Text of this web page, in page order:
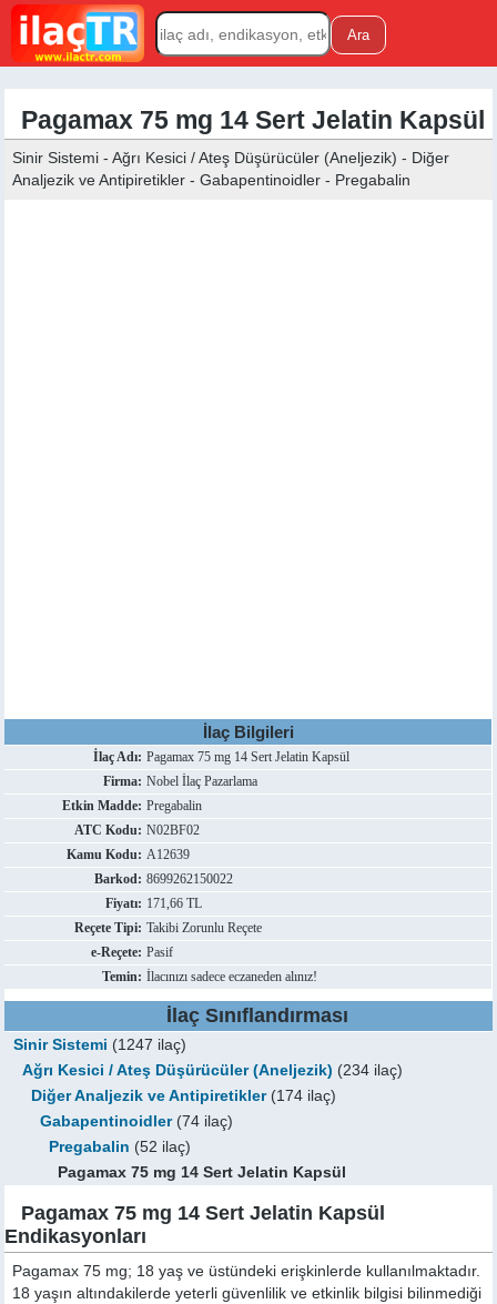
Pagamax 75 mg 14 Sert Jelatin Kapsül
Sinir Sistemi - Ağrı Kesici / Ateş Düşürücüler (Aneljezik) - Diğer
Analjezik ve Antipiretikler - Gabapentinoidler - Pregabalin
İlaç Bilgileri
İlaç Adı: Pagamax 75 mg 14 Sert Jelatin Kapsül
Firma: Nobel İlaç Pazarlama
Etkin Madde: Pregabalin
ATC Kodu: N02BF02
Kamu Kodu: A12639
Barkod: 8699262150022
Fiyatı: 171,66 TL
Reçete Tipi: Takibi Zorunlu Reçete
e-Reçete: Pasif
Temin: İlacınızı sadece eczaneden alınız!
İlaç Sınıflandırması
Sinir Sistemi (1247 ilaç)
Ağrı Kesici / Ateş Düşürücüler (Aneljezik) (234 ilaç)
Diğer Analjezik ve Antipiretikler(174 ilaç)
Gabapentinoidler(74 ilaç)
Pregabalin (52 ilaç)
Pagamax 75 mg 14 Sert Jelatin Kapsül
Pagamax 75 mg 14 Sert Jelatin Kapsül
Endikasyonları
Pagamax 75 mg; 18 yaş ve üstündeki erişkinlerde kullanılmaktadır.
18 yaşın altındakilerde yeterli güvenlilik ve etkinlik bilgisi bilinmediği